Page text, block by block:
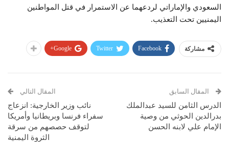
السعودي والإماراتي لردعهما عن الاستمرار في قتل المواطنين
اليمنيين تحت التعذيب.
مشاركة Facebook
Twitter
Google+
المقال السابق
الدرس الثامن للسيد عبدالملك
بدرالدين الحوثي من وصية
الإمام علي لابنه الحسن
المقال التالي
نائب وزير الخارجية: انزعاج
سفراء فرنسا وبريطانيا وأمريكا
لتوقف حصصهم من سرقة
الثروة اليمنية